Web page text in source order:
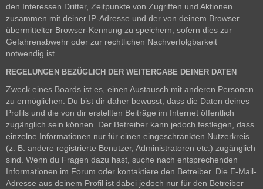
den Interessen Dritter, Zeitpunkte von Zugriffen und Aktionen
zusammen mit deiner IP-Adresse und der von deinem Browser
übermittelter Browser-Kennung zu speichern, sofern dies zur
Gefahrenabwehr oder zur rechtlichen Nachverfolgbarkeit
notwendig ist.
REGELUNGEN BEZÜGLICH DER WEITERGABE DEINER DATEN
Zweck eines Boards ist es, einen Austausch mit anderen Personen
zu ermöglichen. Du bist dir daher bewusst, dass die Daten deines
Profils und die von dir erstellten Beiträge im Internet öffentlich
zugänglich sein können. Der Betreiber kann jedoch festlegen, dass
einzelne Informationen nur für einen eingeschränkten Nutzerkreis
(z. B. andere registrierte Benutzer, Administratoren etc.) zugänglich
sind. Wenn du Fragen dazu hast, suche nach entsprechenden
Informationen im Forum oder kontaktiere den Betreiber. Die E-Mail-
Adresse aus deinem Profil ist dabei jedoch nur für den Betreiber